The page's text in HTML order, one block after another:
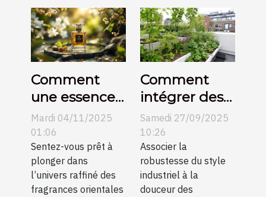
Comment
une essence
orientale
peut définir
l'élégance
moderne ?
Mardi 04/11/2025
01:06
Sentez-vous prêt à
plonger dans
l’univers raffiné des
fragrances orientales
Comment
intégrer des
éléments
naturels dans
un décor
industriel ?
Samedi 27/09/2025
10:26
Associer la
robustesse du style
industriel à la
douceur des